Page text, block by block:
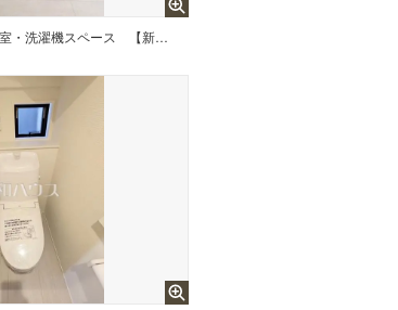
7号棟 洗面室・洗濯機スペース 【新座市畑中1丁目】